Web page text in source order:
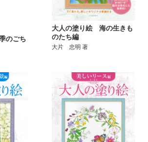
のごち
大人の塗り絵 海の生きも
のたち編
大片 忠明 著